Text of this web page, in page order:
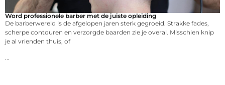
Word professionele barber met de juiste opleiding
De barberwereld is de afgelopen jaren sterk gegroeid. Strakke fades,
scherpe contouren en verzorgde baarden zie je overal. Misschien knip
je al vrienden thuis, of